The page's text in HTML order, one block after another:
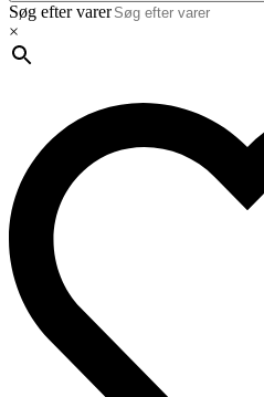
Søg efter varer
×